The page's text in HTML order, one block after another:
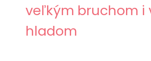
veľkým bruchom i
hladom